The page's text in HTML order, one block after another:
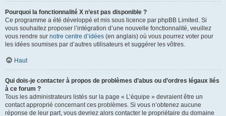
Pourquoi la fonctionnalité X n’est pas disponible ?
Ce programme a été développé et mis sous licence par phpBB Limited. Si
vous souhaitez proposer l’intégration d’une nouvelle fonctionnalité, veuillez
vous rendre sur notre centre d’idées (en anglais) où vous pourrez voter pour
les idées soumises par d’autres utilisateurs et suggérer les vôtres.
Haut
Qui dois-je contacter à propos de problèmes d’abus ou d’ordres légaux liés
à ce forum ?
Tous les administrateurs listés sur la page « L’équipe » devraient être un
contact approprié concernant ces problèmes. Si vous n’obtenez aucune
réponse de leur part, vous devriez alors contacter le propriétaire du domaine